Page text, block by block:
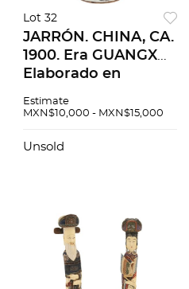
Lot 32
JARRÓN. CHINA, CA.
1900. Era GUANGXU.
Elaborado en
y policromada.
escena de campo y
Estimate
MXN$10,000 - MXN$15,000
Unsold